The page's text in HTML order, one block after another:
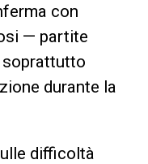
con
— partite
soprattutto
durante la
difficoltà